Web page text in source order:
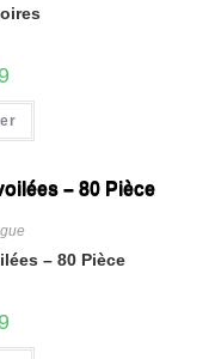
– 80 Pièce